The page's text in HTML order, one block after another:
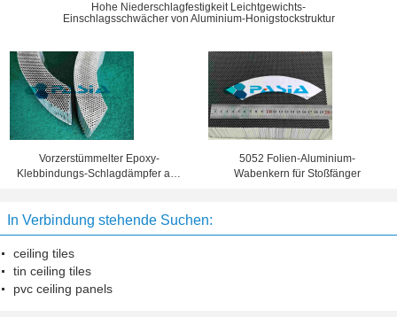
Hohe Niederschlagfestigkeit Leichtgewichts-
Einschlagsschwächer von Aluminium-Honigstockstruktur
Vorzerstümmelter Epoxy-
Klebbindungs-Schlagdämpfer aus
5052 Folien-Aluminium-
Wabenkern für Stoßfänger
In Verbindung stehende Suchen:
ceiling tiles
tin ceiling tiles
pvc ceiling panels